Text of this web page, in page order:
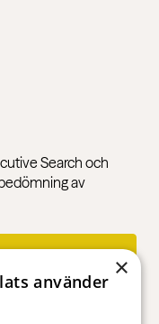
Search och
av
rekrytering,
×
använder